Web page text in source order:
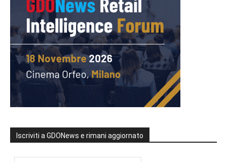
Iscriviti a GDONews e rimani aggiornato